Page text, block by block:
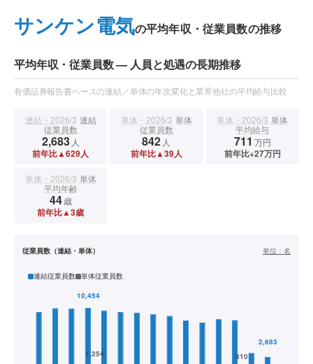
サンケン電気の平均年収・従業員数の推移
平均年収・従業員数 — 人員と処遇の長期推移
有価証券報告書ベースの連結／単体の年次変化と業界他社の平均給与比較
連結・2026/3 連結
従業員数
2,683 人
前年比▲629人
単体・2026/3 単体
従業員数
842 人
前年比▲39人
単体・2026/3 単体
平均給与
711 万円
前年比+27万円
単体・2026/3 単体
平均年齢
44歳
前年比▲3歳
従業員数（連結・単体） 単位： 名
連結従業員数 単体従業員数